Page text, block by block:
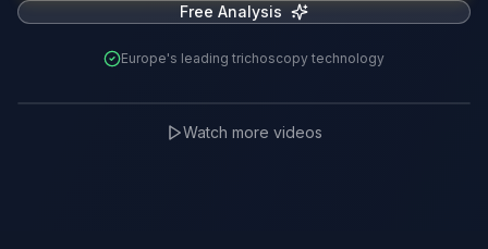
TrichoLab Partner 🇵🇱
Watch more videos
Free Analysis
Europe's leading trichoscopy technology